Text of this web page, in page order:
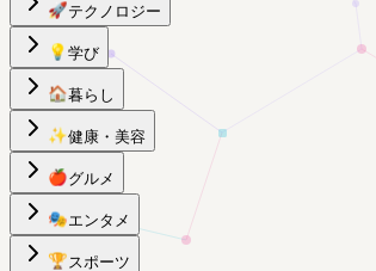
🚀テクノロジー
💡 学び
🏠暮らし
✨健康・美容
🍎グルメ
🎭エンタメ
🏆スポーツ